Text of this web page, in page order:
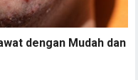
dengan Mudah dan